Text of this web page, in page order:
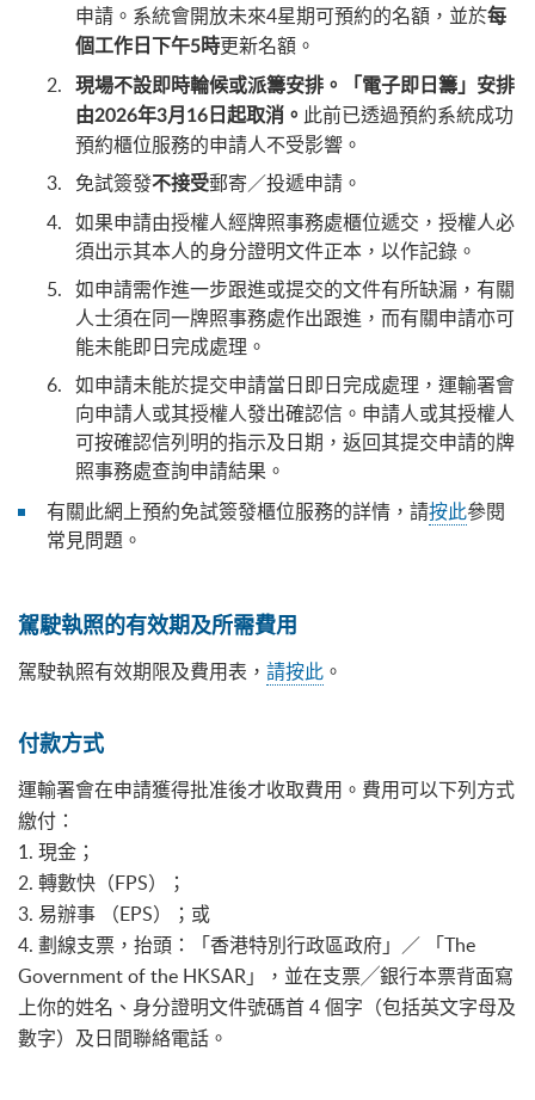
申請。系統會開放未來4星期可預約的名額，並於每
個工作日下午5時更新名額。
現場不設即時輪候或派籌安排。「電子即日籌」安排
由2026年3月16日起取消。 此前已透過預約系統成功
預約櫃位服務的申請人不受影響。
免試簽發不接受郵寄／投遞申請。
如果申請由授權人經牌照事務處櫃位遞交，授權人必
須出示其本人的身分證明文件正本，以作記錄。
如申請需作進一步跟進或提交的文件有所缺漏，有關
人士須在同一牌照事務處作出跟進，而有關申請亦可
能未能即日完成處理。
如申請未能於提交申請當日即日完成處理，運輸署會
向申請人或其授權人發出確認信。申請人或其授權人
可按確認信列明的指示及日期，返回其提交申請的牌
照事務處查詢申請結果。
有關此網上預約免試簽發櫃位服務的詳情，請按此參閱
常見問題。
駕駛執照的有效期及所需費用
駕駛執照有效期限及費用表， 請按此 。
付款方式
運輸署會在申請獲得批准後才收取費用。費用可以下列方式
繳付：
1. 現金；
2. 轉數快（FPS）；
3. 易辦事 （EPS）；或
4. 劃線支票，抬頭：「香港特別行政區政府」／ 「The
Government of the HKSAR」，並在支票╱銀行本票背面寫
上你的姓名、身分證明文件號碼首 4 個字（包括英文字母及
數字）及日間聯絡電話。